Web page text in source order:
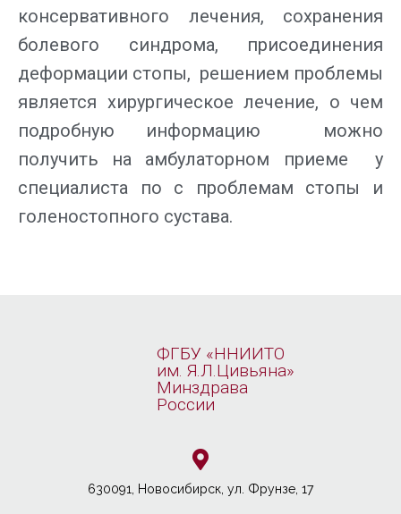
консервативного лечения, сохранения
болевого синдрома, присоединения
деформации стопы, решением проблемы
является хирургическое лечение, о чем
подробную информацию можно
получить на амбулаторном приеме у
специалиста по с проблемам стопы и
голеностопного сустава.
ФГБУ «ННИИТО
им. Я.Л.Цивьяна»
Минздрава
России
630091, Новосибирcк, ул. Фрунзе, 17